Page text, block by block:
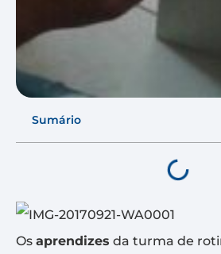
Sumário
Os aprendizes da turma de